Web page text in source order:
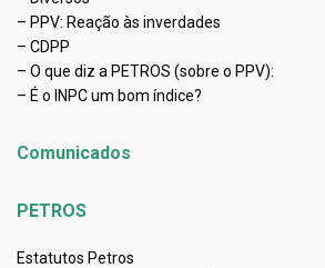
– PPV: Reação às inverdades
– CDPP
– O que diz a PETROS (sobre o PPV):
– É o INPC um bom índice?
Comunicados
PETROS
Estatutos Petros